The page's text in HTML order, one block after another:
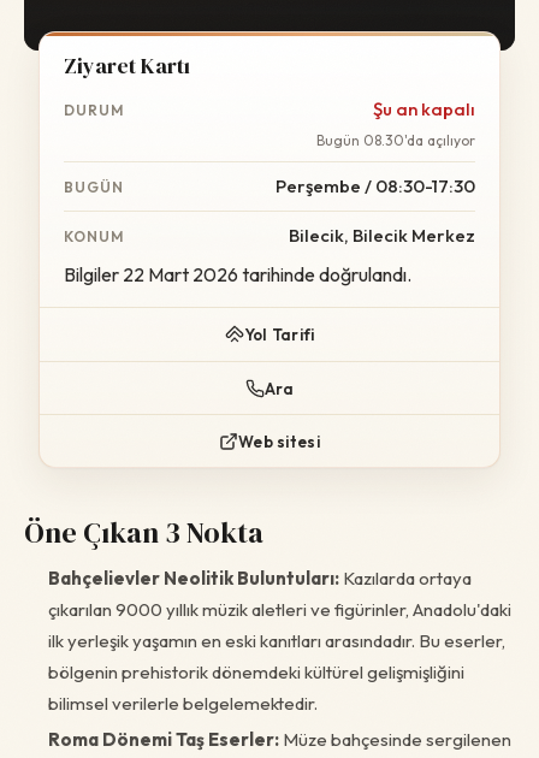
Ziyaret Kartı
DURUM Şu an kapalı
Bugün 08.30'da açılıyor
BUGÜN Perşembe / 08:30-17:30
KONUM Bilecik, Bilecik Merkez
Bilgiler 22 Mart 2026 tarihinde doğrulandı.
Yol Tarifi
Ara
Web sitesi
Öne Çıkan 3 Nokta
Bahçelievler Neolitik Buluntuları: Kazılarda ortaya
çıkarılan 9000 yıllık müzik aletleri ve figürinler, Anadolu'daki
ilk yerleşik yaşamın en eski kanıtları arasındadır. Bu eserler,
bölgenin prehistorik dönemdeki kültürel gelişmişliğini
bilimsel verilerle belgelemektedir.
Roma Dönemi Taş Eserler: Müze bahçesinde sergilenen